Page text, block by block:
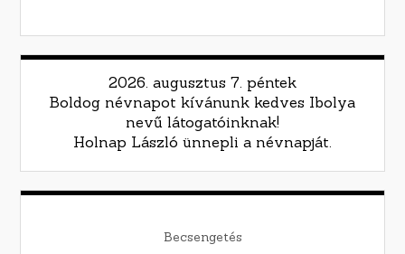
2026. augusztus 7. péntek
Boldog névnapot kívánunk kedves Ibolya
nevű látogatóinknak!
Holnap László ünnepli a névnapját.
Becsengetés